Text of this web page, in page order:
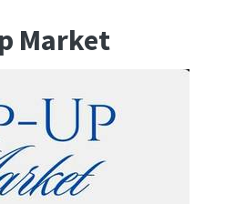
Market